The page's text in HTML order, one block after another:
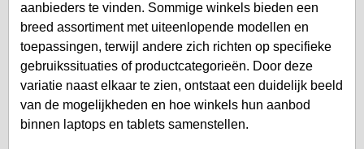
aanbieders te vinden. Sommige winkels bieden een
breed assortiment met uiteenlopende modellen en
toepassingen, terwijl andere zich richten op specifieke
gebruikssituaties of productcategorieën. Door deze
variatie naast elkaar te zien, ontstaat een duidelijk beeld
van de mogelijkheden en hoe winkels hun aanbod
binnen laptops en tablets samenstellen.